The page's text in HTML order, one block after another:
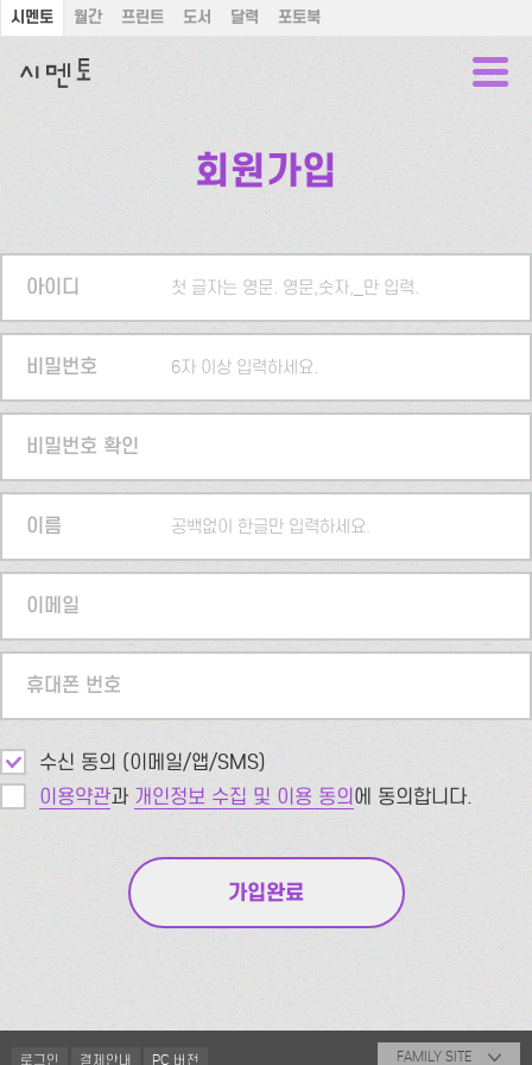
시멘토 월간 프린트 도서 달력 포토북
회원가입
아이디 첫 글자는 영문. 영문,숫자,_만 입력.
비밀번호 6자 이상 입력하세요.
비밀번호 확인
이름 공백없이 한글만 입력하세요.
이메일
휴대폰 번호
수신 동의 (이메일/앱/SMS)
이용약관과 개인정보 수집 및 이용 동의에 동의합니다.
로그인 결제안내 PC 버전 FAMILY SITE